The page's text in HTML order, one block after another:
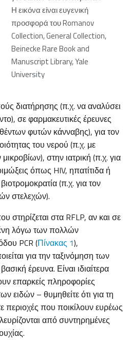
Η εικόνα είναι ευγενική
προσφορά του Romanov
Collection, General Collection,
Beinecke Rare Book and
Manuscript Library, Yale
University
διατήρησης (π.χ. να αναλύσει
σε φαρμακευτικές έρευνες
φυτών κάνναβης), για τον
του νερού (π.χ. με
στην ιατρική (π.χ. για
όπως HIV, ηπατίτιδα ή
(π.χ. για τον
στελεχών).
στηρίζεται στα RFLP, αν και σε
λόγω των πολλών
PCR (Πίνακας 1),
για την ταξινόμηση των
έρευνα. Είναι ιδιαίτερα
επαρκείς πληροφορίες
ειδών – θυμηθείτε ότι για τη
περιοχές που ποικίλουν ευρέως
από συντηρημένες